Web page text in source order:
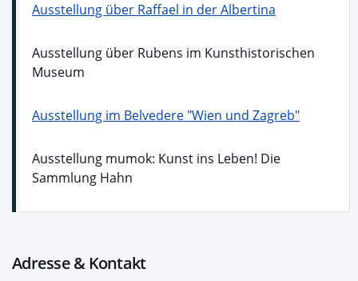
Ausstellung über Raffael in der Albertina
Ausstellung über Rubens im Kunsthistorischen
Museum
Ausstellung im Belvedere "Wien und Zagreb"
Ausstellung mumok: Kunst ins Leben! Die
Sammlung Hahn
Adresse & Kontakt